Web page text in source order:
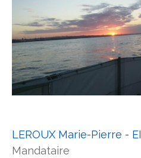
LEROUX Marie-Pierre - EI
Mandataire